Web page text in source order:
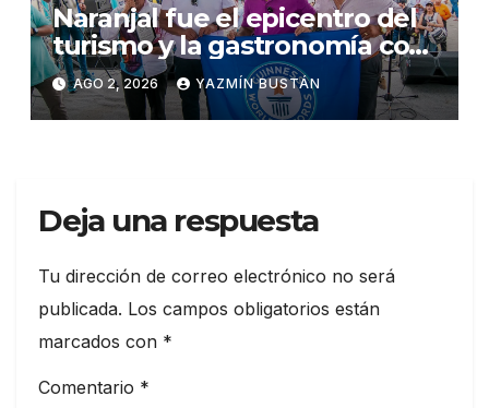
Naranjal fue el epicentro del
turismo y la gastronomía con
el Festival del Cangrejo Rojo
2026
AGO 2, 2026 YAZMÍN BUSTÁN
Deja una respuesta
Tu dirección de correo electrónico no será
publicada. Los campos obligatorios están
marcados con *
Comentario *